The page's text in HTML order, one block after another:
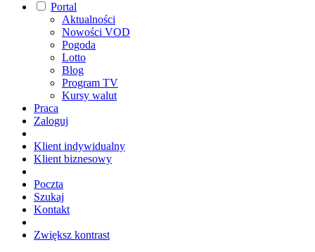
Portal
Aktualności
Nowości VOD
Pogoda
Lotto
Blog
Program TV
Kursy walut
Praca
Zaloguj
Klient indywidualny
Klient biznesowy
Poczta
Szukaj
Kontakt
Zwiększ kontrast